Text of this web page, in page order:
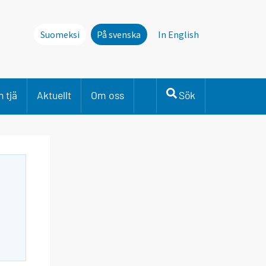
Suomeksi På svenska In English
tjä Aktuellt Om oss Sök